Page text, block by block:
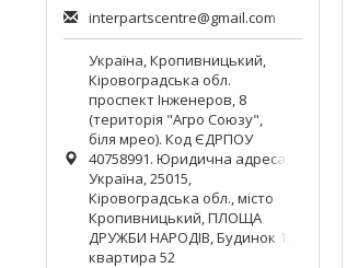
interpartscentre@gmail.com
Україна, Кропивницький
Кіровоградська обл.
проспект Інженеров, 8
(територія "Агро Союзу",
біля мрео). Код ЄДРПОУ
40758991. Юридична адреса:
Україна, 25015,
Кіровоградська обл., місто
Кропивницький, ПЛОЩА
ДРУЖБИ НАРОДІВ, Будинок 1,
квартира 52